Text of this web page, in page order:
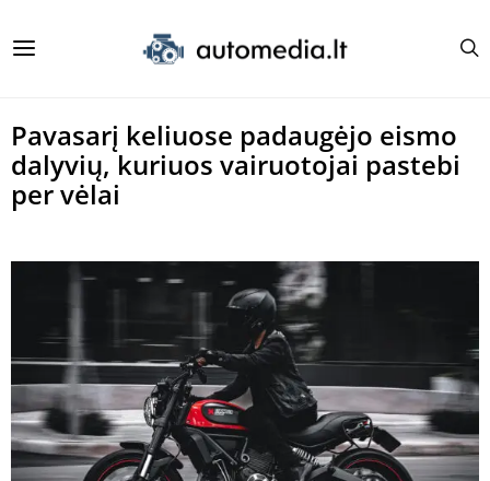
Pavasarį keliuose padaugėjo eismo
dalyvių, kuriuos vairuotojai pastebi
per vėlai